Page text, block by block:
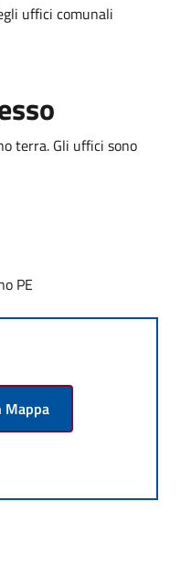
uffici comunali
terra. Gli uffici sono
PE
Mappa